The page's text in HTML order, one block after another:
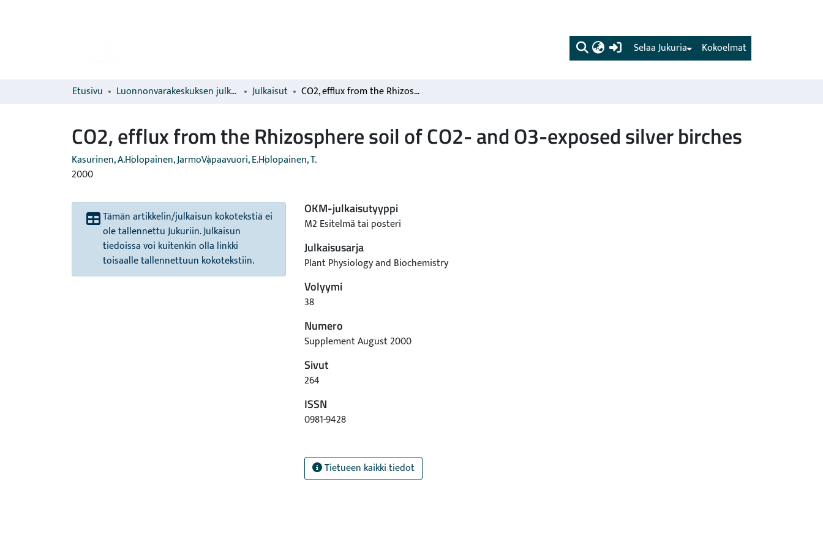
(current) Kokoelmat
Selaa Jukuria
Etusivu Luonnonvarakeskuksen julkaisut Julkaisut CO2, efflux from the Rhizosphere soil of CO2- and O3-exposed silver birches
CO2, efflux from the Rhizosphere soil of CO2- and O3-exposed silver birches
Kasurinen, A.Holopainen, JarmoVapaavuori, E.Holopainen, T.
2000
Tämän artikkelin/julkaisun kokotekstiä ei
ole tallennettu Jukuriin. Julkaisun
tiedoissa voi kuitenkin olla linkki
toisaalle tallennettuun kokotekstiin.
OKM-julkaisutyyppi
M2 Esitelmä tai posteri
Julkaisusarja
Plant Physiology and Biochemistry
Volyymi
38
Numero
Supplement August 2000
Sivut
264
ISSN
0981-9428
Tietueen kaikki tiedot